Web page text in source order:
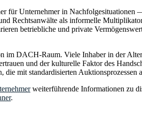
für Unternehmer in
Rechtsanwälte als informelle
betriebliche und private
DACH-Raum. Viele Inhaber in der
und der kulturelle Faktor des
die mit standardisierten Auktionsprozessen
weiterführende Informationen zu
.